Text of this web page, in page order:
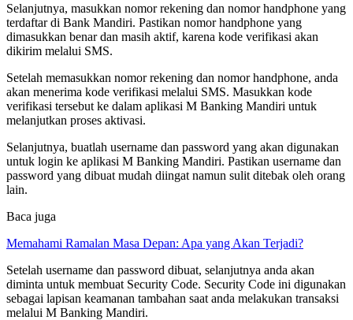
Selanjutnya, masukkan nomor rekening dan nomor handphone yang
terdaftar di Bank Mandiri. Pastikan nomor handphone yang
dimasukkan benar dan masih aktif, karena kode verifikasi akan
dikirim melalui SMS.
Setelah memasukkan nomor rekening dan nomor handphone, anda
akan menerima kode verifikasi melalui SMS. Masukkan kode
verifikasi tersebut ke dalam aplikasi M Banking Mandiri untuk
melanjutkan proses aktivasi.
Selanjutnya, buatlah username dan password yang akan digunakan
untuk login ke aplikasi M Banking Mandiri. Pastikan username dan
password yang dibuat mudah diingat namun sulit ditebak oleh orang
lain.
Baca juga
Memahami Ramalan Masa Depan: Apa yang Akan Terjadi?
Setelah username dan password dibuat, selanjutnya anda akan
diminta untuk membuat Security Code. Security Code ini digunakan
sebagai lapisan keamanan tambahan saat anda melakukan transaksi
melalui M Banking Mandiri.